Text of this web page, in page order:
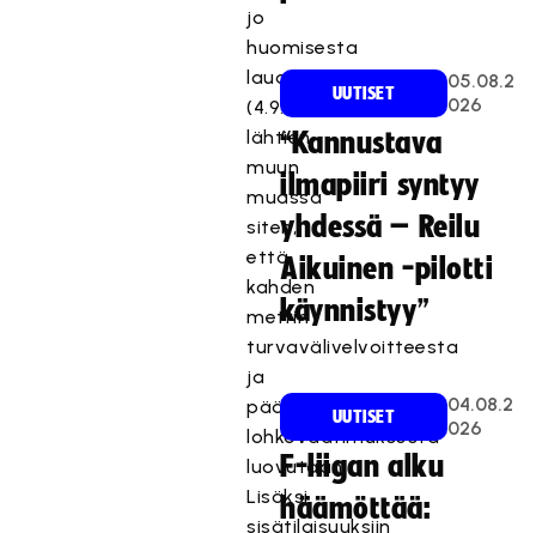
jo
huomisesta
lauantaista
(4.9.2021)
lähtien
muun
muassa
siten,
että
kahden
metrin
turvavälivelvoitteesta
ja
pääkaupunkiseudun
lohkovaatimuksesta
luovutaan.
Lisäksi
sisätilaisuuksiin
UUTISET
05.08.2
026
“Kannustava
ilmapiiri syntyy
yhdessä – Reilu
Aikuinen -pilotti
käynnistyy”
UUTISET
04.08.2
026
F-liigan alku
häämöttää: